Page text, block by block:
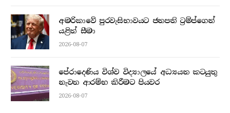
අමරිකාවේ පුරවැසිභාවයට ජනපති ට්‍රම්ප්ගෙන්
යළිත් සීමා
2026-08-07
පේරාදෙණිය විශ්ව විද්‍යාලයේ අධ්‍යයන කටයුතු
නැවත ආරම්භ කිරීමට පියවර
2026-08-07